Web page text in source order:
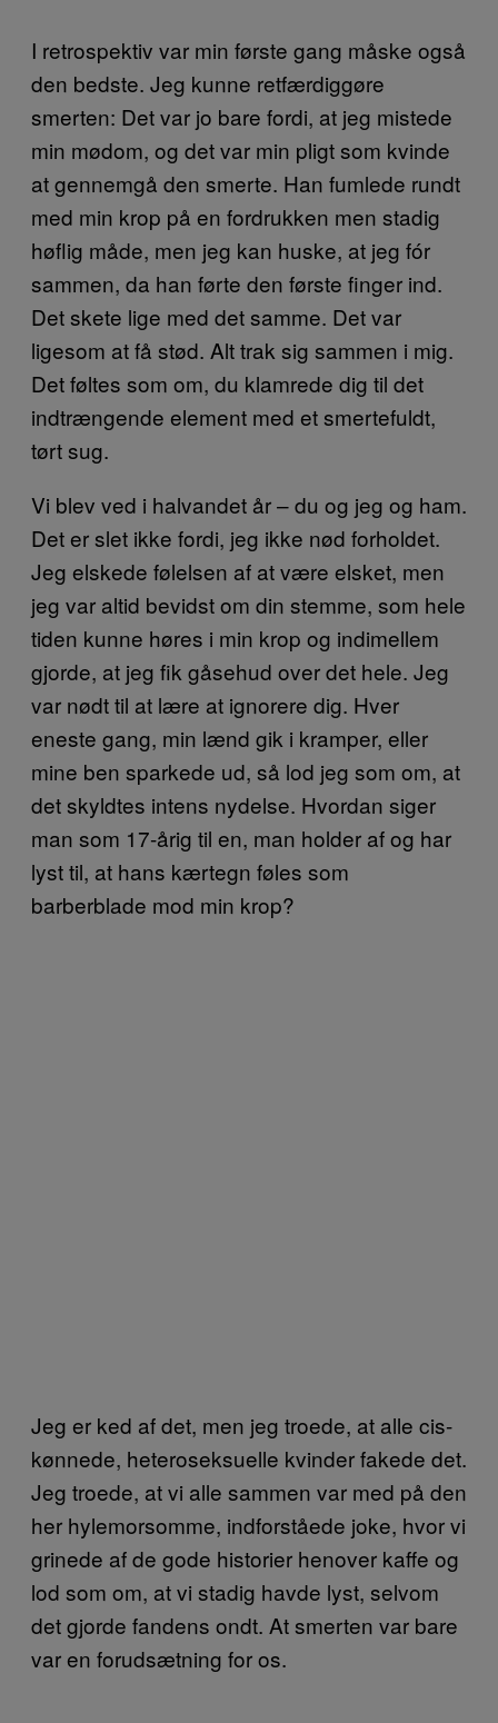
I retrospektiv var min første gang måske også
den bedste. Jeg kunne retfærdiggøre
smerten: Det var jo bare fordi, at jeg mistede
min mødom, og det var min pligt som kvinde
at gennemgå den smerte. Han fumlede rundt
med min krop på en fordrukken men stadig
høflig måde, men jeg kan huske, at jeg fór
sammen, da han førte den første finger ind.
Det skete lige med det samme. Det var
ligesom at få stød. Alt trak sig sammen i mig.
Det føltes som om, du klamrede dig til det
indtrængende element med et smertefuldt,
tørt sug.
Vi blev ved i halvandet år – du og jeg og ham.
Det er slet ikke fordi, jeg ikke nød forholdet.
Jeg elskede følelsen af at være elsket, men
jeg var altid bevidst om din stemme, som hele
tiden kunne høres i min krop og indimellem
gjorde, at jeg fik gåsehud over det hele. Jeg
var nødt til at lære at ignorere dig. Hver
eneste gang, min lænd gik i kramper, eller
mine ben sparkede ud, så lod jeg som om, at
det skyldtes intens nydelse. Hvordan siger
man som 17-årig til en, man holder af og har
lyst til, at hans kærtegn føles som
barberblade mod min krop?
Jeg er ked af det, men jeg troede, at alle cis-
kønnede, heteroseksuelle kvinder fakede det.
Jeg troede, at vi alle sammen var med på den
her hylemorsomme, indforståede joke, hvor vi
grinede af de gode historier henover kaffe og
lod som om, at vi stadig havde lyst, selvom
det gjorde fandens ondt. At smerten var bare
var en forudsætning for os.